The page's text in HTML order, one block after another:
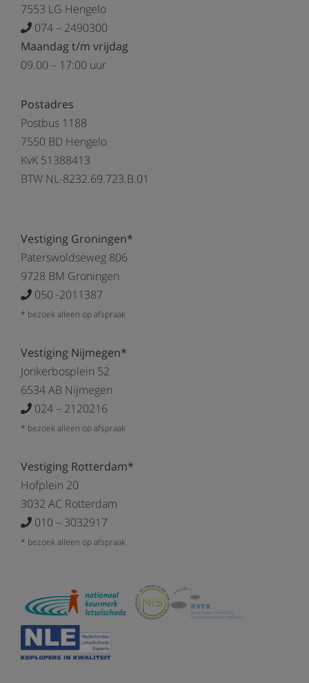
7553 LG Hengelo
074 – 2490300
Maandag t/m vrijdag
09.00 – 17:00 uur
Postadres
Postbus 1188
7550 BD Hengelo
KvK 51388413
BTW NL-8232.69.723.B.01
Vestiging Groningen*
Paterswoldseweg 806
9728 BM Groningen
050 -2011387
* bezoek alleen op afspraak
Vestiging Nijmegen*
Jonkerbosplein 52
6534 AB Nijmegen
024 – 2120216
* bezoek alleen op afspraak
Vestiging Rotterdam*
Hofplein 20
3032 AC Rotterdam
010 – 3032917
* bezoek alleen op afspraak